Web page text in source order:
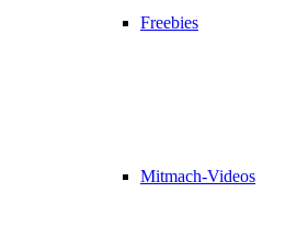
Freebies
Mitmach-Videos